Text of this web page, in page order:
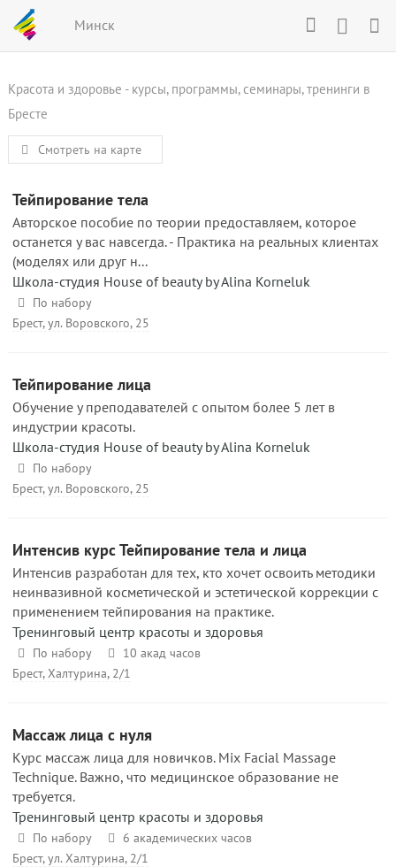
Минск
Красота и здоровье - курсы, программы, семинары, тренинги в
Бресте
Смотреть на карте
Тейпирование тела
Авторское пособие по теории предоставляем, которое
останется у вас навсегда. - Практика на реальных клиентах
(моделях или друг н...
Школа-студия House of beauty by Alina Korneluk
По набору
Брест, ул. Воровского, 25
Тейпирование лица
Обучение у преподавателей с опытом более 5 лет в
индустрии красоты.
Школа-студия House of beauty by Alina Korneluk
По набору
Брест, ул. Воровского, 25
Интенсив курс Тейпирование тела и лица
Интенсив разработан для тех, кто хочет освоить методики
неинвазивной косметической и эстетической коррекции с
применением тейпирования на практике.
Тренинговый центр красоты и здоровья
По набору
10 акад часов
Брест, Халтурина, 2/1
Массаж лица с нуля
Курс массаж лица для новичков. Mix Facial Massage
Technique. Важно, что медицинское образование не
требуется.
Тренинговый центр красоты и здоровья
По набору
6 академических часов
Брест, ул. Халтурина, 2/1